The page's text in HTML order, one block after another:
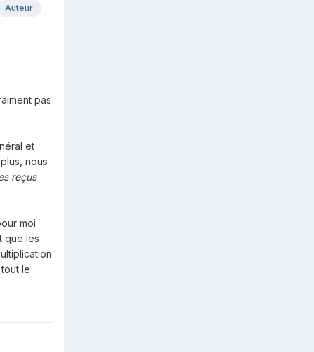
Auteur
pas
et
nous
reçus
moi
que les
le